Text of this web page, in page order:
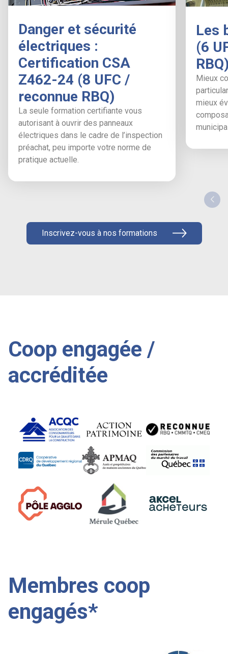
Danger et sécurité
électriques :
Certification CSA
Z462-24 (8 UFC /
reconnue RBQ)
La seule formation certifiante vous
autorisant à ouvrir des panneaux
électriques dans le cadre de l’inspection
préachat, peu importe votre norme de
pratique actuelle.
Les
(6
Mieux
mieux
Inscrivez-vous à nos formations
Coop engagée /
accréditée
Membres coop
engagés*